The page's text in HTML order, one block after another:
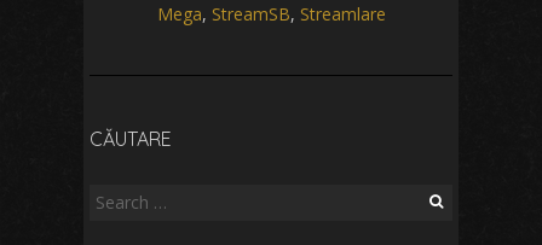
Mega, StreamSB, Streamlare
CĂUTARE
Search